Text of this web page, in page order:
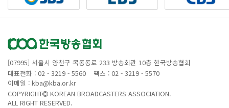
[07995] 서울시 양천구 목동동로 233 방송회관 10층 한국방송협회
대표전화 : 02 - 3219 - 5560
팩스 : 02 - 3219 - 5570
이메일 : kba@kba.or.kr
COPYRIGHT
KOREAN BROADCASTERS ASSOCIATION.
ALL RIGHT RESERVED.